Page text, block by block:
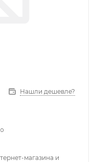
Нашли дешевле?
магазина и